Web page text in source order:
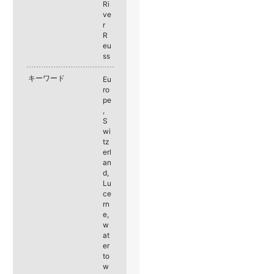
Ri
ve
r
R
eu
ss
キーワード
Eu
ro
pe
,
S
wi
tz
erl
an
d,
Lu
ce
rn
e,
w
at
er
to
w